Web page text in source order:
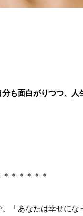
分も面白がりつつ、
＊＊＊＊＊
「あなたは幸せに